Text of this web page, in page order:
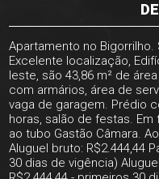
Apartamento no Bigorrilho.
Excelente localização,
leste, são 43,86 m² de
com armários, área de
vaga de garagem. Prédio
horas, salão de festas.
ao tubo Gastão Câmara.
Aluguel bruto: R$2.444,44
30 dias de vigência)